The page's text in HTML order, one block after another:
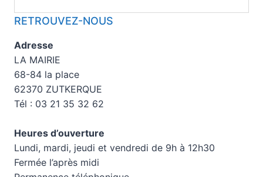
RETROUVEZ-NOUS
Adresse
LA MAIRIE
68-84 la place
62370 ZUTKERQUE
Tél : 03 21 35 32 62
Heures d’ouverture
Lundi, mardi, jeudi et vendredi de 9h à 12h30
Fermée l’après midi